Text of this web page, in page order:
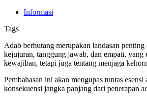
Informasi
Tags
Adab berhutang merupakan landasan
kejujuran, tanggung jawab, dan empati, yang
kewajiban, tetapi juga tentang menjaga
Pembahasan ini akan mengupas tuntas
konsekuensi jangka panjang dari penerapan